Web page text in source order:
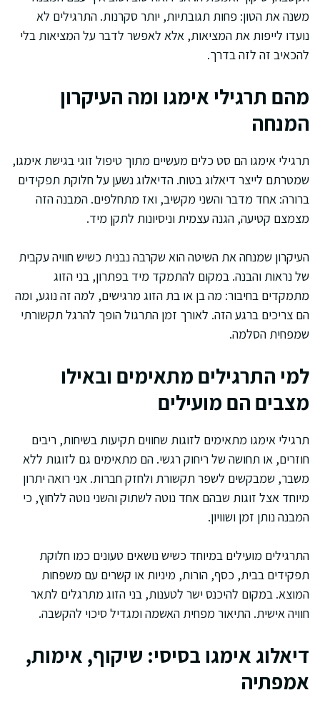
משנה את הטון: פחות תגובתיות, יותר סקרנות. התרגילים לא
נועדו לייפות את המציאות, אלא לאפשר לדבר על המציאות בלי
להכאיב זה לזה בדרך.
מהם תרגילי אימגו ומה העיקרון
המנחה
תרגילי אימגו הם סט כלים מעשיים מתוך טיפול זוגי בגישת אימגו,
שמטרתם לייצר דיאלוג בטוח. הדיאלוג נשען על חלוקת תפקידים
ברורה: אחד מדבר והשני מקשיב, ואז מתחלפים. המבנה הזה
מצמצם קטיעה, הגנה עצמית וניסיונות לתקן מיד.
העיקרון שמנחה את השיטה הוא שקרבה נבנית כשיש חוויה עקבית
של נראות והבנה. במקום להתמקד מיד בפתרון, בני הזוג
מתמקדים בחיבור: מה בן או בת הזוג מרגישים, למה זה נוגע, ומה
הם צריכים ברגע הזה. לאורך זמן התרגול הופך להרגל תקשורתי
שמפחית הסלמה.
למי התרגילים מתאימים ובאילו
מצבים הם מועילים
תרגילי אימגו מתאימים לזוגות שחווים תקיעות בשיחות, ריבים
חוזרים, או תחושה של ריחוק רגשי. הם מתאימים גם לזוגות ללא
משבר, שמבקשים לשפר תקשורת ולחזק חברות. אני רואה יתרון
מיוחד אצל זוגות שבהם אחד נוטה לשתוק והשני נוטה ללחוץ, כי
המבנה נותן זמן ושוויון.
התרגילים מועילים במיוחד כשיש נושאים טעונים כמו חלוקת
תפקידים בבית, כסף, הורות, מיניות או קשרים עם משפחות
המוצא. במקום להיכנס ישר לטענות, בני הזוג מתרגלים לתאר
חוויה אישית. התיאור מפחית האשמה ומגדיל סיכוי להקשבה.
דיאלוג אימגו בסיסי: שיקוף, אימות,
אמפתיה